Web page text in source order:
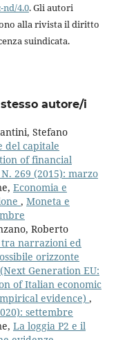
4.0. Gli autori
alla rivista il diritto
suindicata.
autore/i
Stefano
del capitale
of financial
269 (2015): marzo
Economia e
, Moneta e
Roberto
tra narrazioni ed
orizzonte
Generation EU:
of Italian economic
evidence) ,
settembre
La loggia P2 e il